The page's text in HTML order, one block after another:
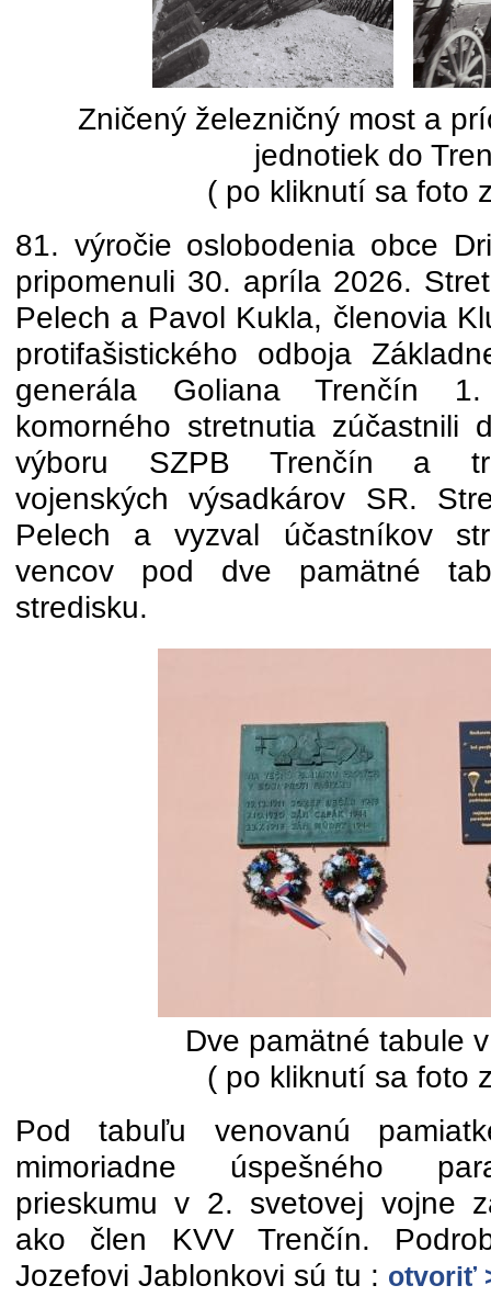
Zničený železničný most a
jednotiek do
( po kliknutí sa foto
81. výročie oslobodenia obce
pripomenuli 30. apríla 2026.
Pelech a Pavol Kukla, členovia
protifašistického odboja
generála Goliana Trenčín
komorného stretnutia zúčastnili
výboru SZPB Trenčín a
vojenských výsadkárov SR.
Pelech a vyzval účastníkov
vencov pod dve pamätné
stredisku.
Dve pamätné tabule
( po kliknutí sa foto
Pod tabuľu venovanú
mimoriadne úspešného
prieskumu v 2. svetovej vojne
ako člen KVV Trenčín.
Jozefovi Jablonkovi sú tu : otvoriť